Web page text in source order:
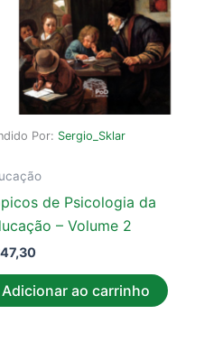
Por: Sergio_Sklar
de Psicologia da
– Volume 2
47,30
Adicionar ao carrinho